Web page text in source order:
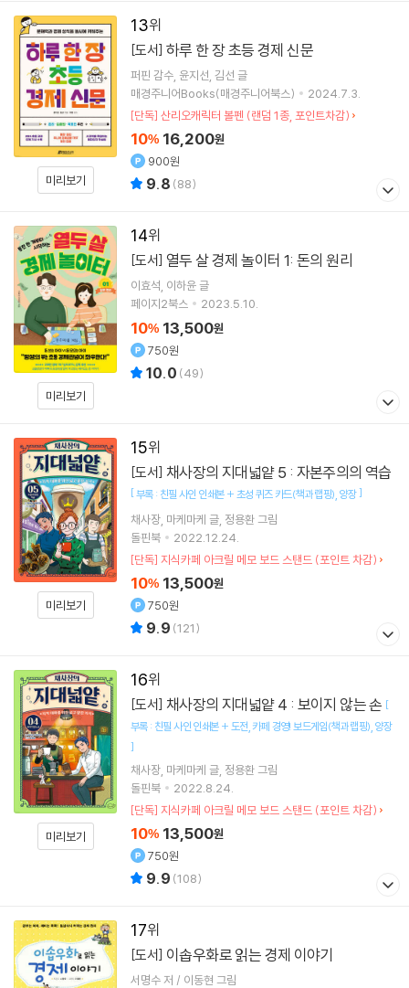
13
미리보기
[도서] 하루 한 장 초등 경제 신문
퍼핀 감수 윤지선 김선 글
매경주니어Books(매경주니어북스)
2024.7.3.
[단독] 산리오캐릭터 볼펜 (랜덤 1종, 포인트차감)
10% 16,200원
900원
9.8 (88)
14
미리보기
[도서] 열두 살 경제 놀이터 1: 돈의 원리
이효석 이하윤글
페이지2북스
2023.5.10.
10% 13,500원
750원
10.0 (49)
15
미리보기
[도서] 채사장의 지대넓얕 5 : 자본주의의 역습
[부록 : 친필 사인 인쇄본 + 초성 퀴즈 카드(책과 랩핑) 양장]
채사장 마케마케 글 정용환그림
돌핀북
2022.12.24.
[단독] 지식카페 아크릴 메모 보드 스탠드 (포인트 차감)
10% 13,500원
750원
9.9 (121)
16
미리보기
[도서] 채사장의 지대넓얕 4 : 보이지 않는 손 [
부록 : 친필 사인 인쇄본 + 도전 카페 경영! 보드게임(책과 랩핑) 양장
]
채사장 마케마케 글 정용환그림
돌핀북
2022.8.24.
[단독] 지식카페 아크릴 메모 보드 스탠드 (포인트 차감)
10% 13,500원
750원
9.9 (108)
17
[도서] 이솝우화로 읽는 경제 이야기
서명수 저 / 이동현 그림